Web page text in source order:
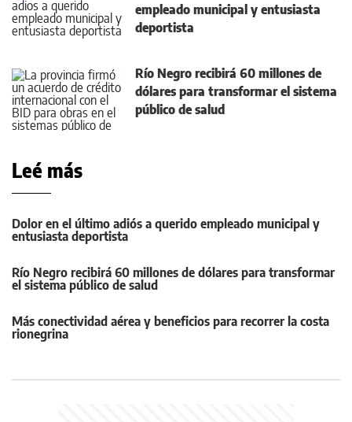
empleado municipal y entusiasta
deportista
Río Negro recibirá 60 millones de
dólares para transformar el sistema
público de salud
Leé más
Dolor en el último adiós a querido empleado municipal y
entusiasta deportista
Río Negro recibirá 60 millones de dólares para transformar
el sistema público de salud
Más conectividad aérea y beneficios para recorrer la costa
rionegrina